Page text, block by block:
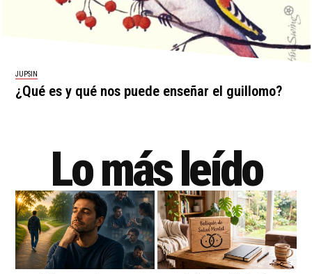
JUPSIN
¿Qué es y qué nos puede enseñar el guillomo?
Lo más leído